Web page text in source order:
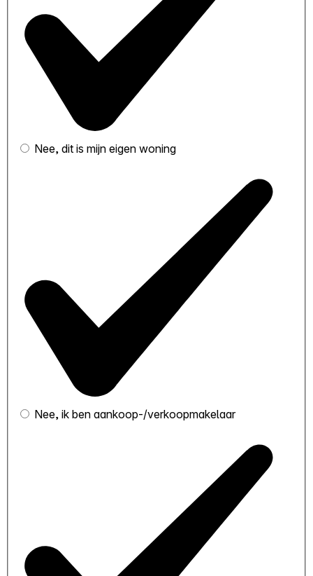
Nee, dit is mijn eigen woning
Nee, ik ben aankoop-/verkoopmakelaar